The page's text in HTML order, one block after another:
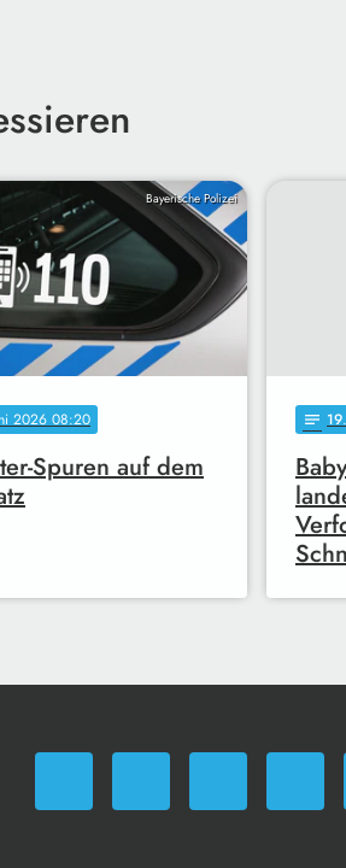
Bayerische Polizei
2026 08:20
Spuren auf dem
notes 19